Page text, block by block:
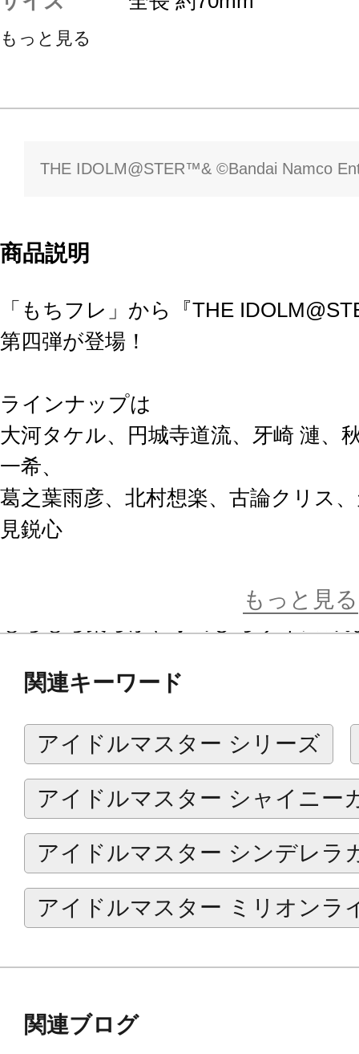
もっと見る
THE IDOLM@STER™& ©Bandai Namco
商品説明
「もちフレ」から『THE
第四弾が登場！
ラインナップは
大河タケル、円城寺道流、牙崎 漣、
一希、
葛之葉雨彦、北村想楽、古論クリス
見鋭心
ぜひお好きな子たちをお手もとに迎
「もちフレ」とは…
動物をモチーフにした、まるっこい
るみシリーズ。
もちもちとした柔らかい素材でさわ
いろんな種類を集めて飾れば、あな
広がります…☆
※画像は開発中のイメージ画像です
もっと見る
関連キーワード
アイドルマスター シリーズ
アイドルマスター シャイニー
アイドルマスター シンデレラ
アイドルマスター ミリオンラ
関連ブログ